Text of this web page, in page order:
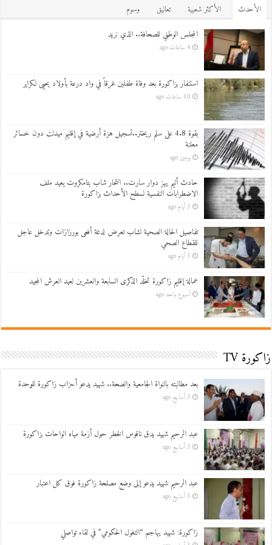
اﻷحدث اﻷكثر شعبية تعاليق
وسوم
المجلس الوطني للصحافة.. الذي نريد
4 ساعات ago
استنفار بزاكورة بعد وفاة طفلين غرقاً في واد درعة بأولاد يحيى لكراير
10 ساعات ago
بقوة 4.8 على سلم ريختر..تسجيل هزة أرضية في إقليم ميدلت دون خسائر
معلنة
يومين ago
حادث أليم يهز دوار سارت.. انتحار شاب بتامكروت يعيد ملف
الاضطرابات النفسية لسطح الأحداث بزاكورة
3 أيام ago
تفاصيل الحالة الصحية لشاب تعرض لدغة أفعى بورزازات وتدخل عاجل
للقطاع الصحي
3 أيام ago
عمالة إقليم زاكورة تخلّد الذكرى السابعة والعشرين لعيد العرش المجيد
أسبوع واحد ago
زاكورة TV
بعد مطالبته بالنواة الجامعية والصحة.. شهيد يدعو أحزاب زاكورة للوحدة
3 أسابيع ago
عبد الرحيم شهيد يدق ناقوس الخطر حول أزمة مياه الواحات بزاكورة
3 أسابيع ago
عبد الرحيم شهيد يدعو إلى وضع مصلحة زاكورة فوق كل اعتبار
3 أسابيع ago
زاكورة: شهيد يهاجم “التغول الحكومي” في لقاء تواصلي